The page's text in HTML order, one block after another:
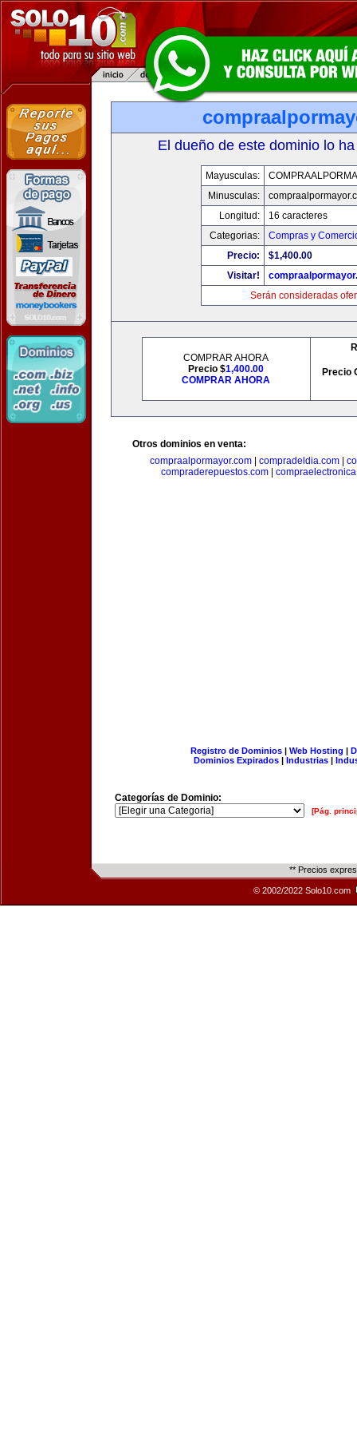
El dueño de este dominio lo
Mayusculas:
Minusculas:
Longitud:
16 caracteres
Categorias:
Compras y
Precio:
$1,400.00
Visitar!
Serán consideradas
COMPRAR AHORA
Precio $1,400.00
COMPRAR AHORA
Precio
Otros dominios en venta:
compraalpormayor.com| compradeldia.com|
compraderepuestos.com|
Registro de Dominios| Web Hosting |
Dominios Expirados | Industrias |
Categorías de Dominio:
[Pág.
** Precios
© 2002/2022 Solo10.com